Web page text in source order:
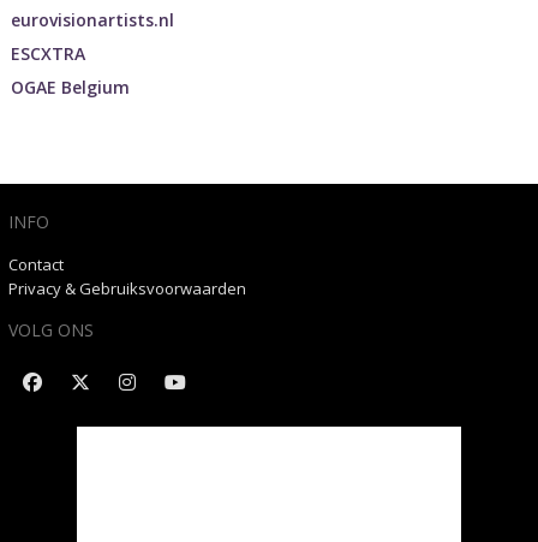
eurovisionartists.nl
ESCXTRA
OGAE Belgium
INFO
Contact
Privacy & Gebruiksvoorwaarden
VOLG ONS